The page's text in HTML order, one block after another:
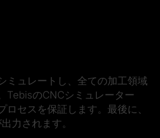
ミュレートし、全ての加工領域
TebisのCNCシミュレーター
セスを保証します。最後に、
力されます。